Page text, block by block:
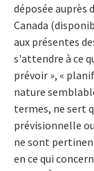
déposée auprès
Canada
aux présentes
s'attendre à ce
prévoir », «
nature
termes, ne sert
prévisionnelle
ne sont
en ce qui